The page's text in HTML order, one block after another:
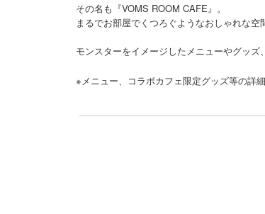
その名も『VOMS ROOM CAFE』。
まるでお部屋でくつろぐようなおしゃれな
モンスターをイメージしたメニューやグッズ
※メニュー、コラボカフェ限定グッズ等の詳